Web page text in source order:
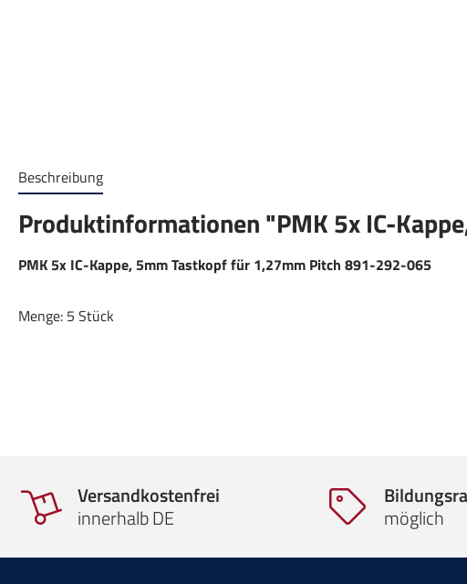
Beschreibung
Produktinformationen "PMK 5x IC-
PMK 5x IC-Kappe, 5mm Tastkopf für 1,27mm Pitch 891-292-065
Menge: 5 Stück
Versandkostenfrei
innerhalb DE
möglich